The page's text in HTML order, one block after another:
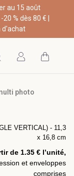
au 15 août
20 % dès 80 € |
d'achat
photo
VERTICAL) - 11,3
x 16,8 cm
de 1.35 € l’unité,
et enveloppes
comprises